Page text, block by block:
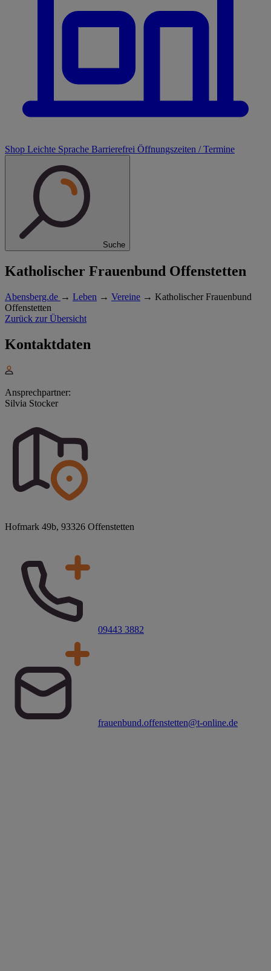
Shop Leichte Sprache Barrierefrei Öffnungszeiten / Termine
Suche
Katholischer Frauenbund Offenstetten
Abensberg.de → Leben → Vereine → Katholischer Frauenbund
Offenstetten
Zurück zur Übersicht
Kontaktdaten
Ansprechpartner:
Silvia Stocker
Hofmark 49b, 93326 Offenstetten
09443 3882
frauenbund.offenstetten@t-online.de